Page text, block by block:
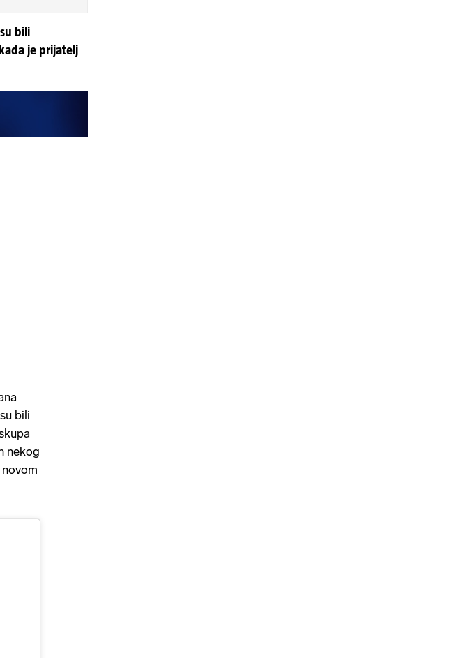
bili
je prijatelj
bili
nekog